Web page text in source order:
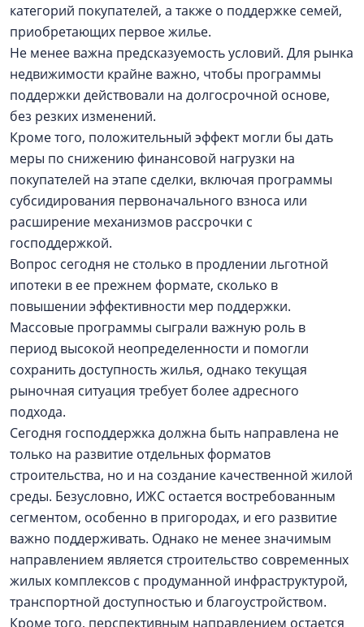
категорий покупателей, а также о поддержке семей,
приобретающих первое жилье.
Не менее важна предсказуемость условий. Для рынка
недвижимости крайне важно, чтобы программы
поддержки действовали на долгосрочной основе,
без резких изменений.
Кроме того, положительный эффект могли бы дать
меры по снижению финансовой нагрузки на
покупателей на этапе сделки, включая программы
субсидирования первоначального взноса или
расширение механизмов рассрочки с
господдержкой.
Вопрос сегодня не столько в продлении льготной
ипотеки в ее прежнем формате, сколько в
повышении эффективности мер поддержки.
Массовые программы сыграли важную роль в
период высокой неопределенности и помогли
сохранить доступность жилья, однако текущая
рыночная ситуация требует более адресного
подхода.
Сегодня господдержка должна быть направлена не
только на развитие отдельных форматов
строительства, но и на создание качественной жилой
среды. Безусловно, ИЖС остается востребованным
сегментом, особенно в пригородах, и его развитие
важно поддерживать. Однако не менее значимым
направлением является строительство современных
жилых комплексов с продуманной инфраструктурой,
транспортной доступностью и благоустройством.
Кроме того, перспективным направлением остается